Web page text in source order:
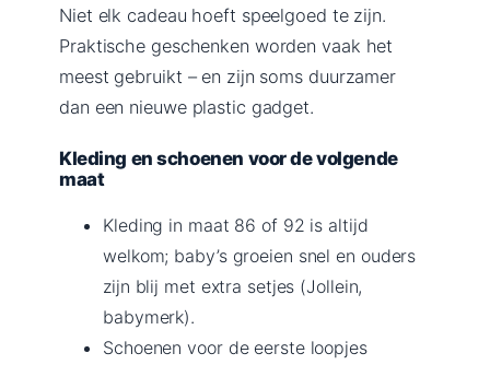
Niet elk cadeau hoeft speelgoed te zijn.
Praktische geschenken worden vaak het
meest gebruikt – en zijn soms duurzamer
dan een nieuwe plastic gadget.
Kleding en schoenen voor de volgende
maat
Kleding in maat 86 of 92 is altijd
welkom; baby’s groeien snel en ouders
zijn blij met extra setjes (Jollein,
babymerk).
Schoenen voor de eerste loopjes